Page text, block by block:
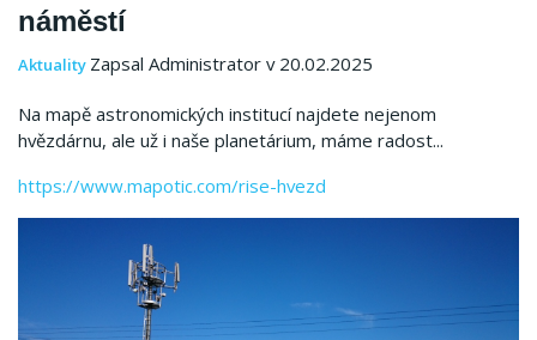
náměstí
Aktuality Zapsal Administrator v 20.02.2025
Na mapě astronomických institucí najdete nejenom
hvězdárnu, ale už i naše planetárium, máme radost...
https://www.mapotic.com/rise-hvezd